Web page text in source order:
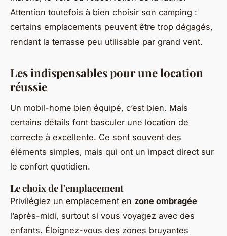
Attention toutefois à bien choisir son camping :
certains emplacements peuvent être trop dégagés,
rendant la terrasse peu utilisable par grand vent.
Les indispensables pour une location
réussie
Un mobil-home bien équipé, c’est bien. Mais
certains détails font basculer une location de
correcte à excellente. Ce sont souvent des
éléments simples, mais qui ont un impact direct sur
le confort quotidien.
Le choix de l'emplacement
Privilégiez un emplacement en zone ombragée
l’après-midi, surtout si vous voyagez avec des
enfants. Éloignez-vous des zones bruyantes